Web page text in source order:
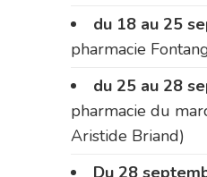
du 18 au 25
pharmacie
du 25 au 28
pharmacie du
Aristide Briand)